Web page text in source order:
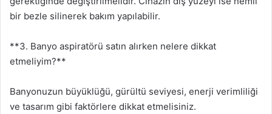
bir bezle silinerek bakım yapılabilir.
**3. Banyo aspiratörü satın alırken nelere dikkat
etmeliyim?**
Banyonuzun büyüklüğü, gürültü seviyesi, enerji verimliliği
ve tasarım gibi faktörlere dikkat etmelisiniz.